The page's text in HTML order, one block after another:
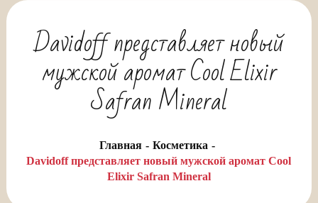
Davidoff представляет новый
мужской аромат Cool Elixir
Safran Mineral
Главная
Косметика
Davidoff представляет новый мужской аромат Cool
Elixir Safran Mineral